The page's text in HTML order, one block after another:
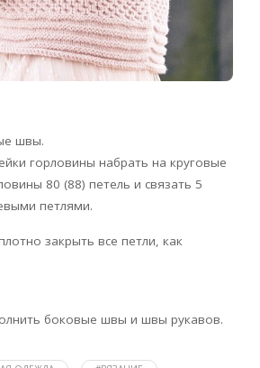
швы.
горловины набрать на круговые
80 (88) петель и связать 5
петлями.
закрыть все петли, как
боковые швы и швы рукавов.